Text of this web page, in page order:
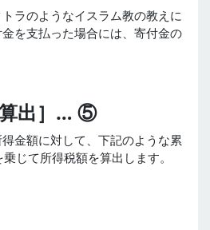
ラのようなイスラム教の教えに
を支払った場合には、寄付金の
算出］… ⑤
得金額に対して、下記のような累
じて所得税額を算出します。